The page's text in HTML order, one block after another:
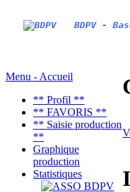
BDPV -
Menu - Accueil
** Profil **
** FAVORIS **
** Saisie production
**
Graphique
production
Statistiques